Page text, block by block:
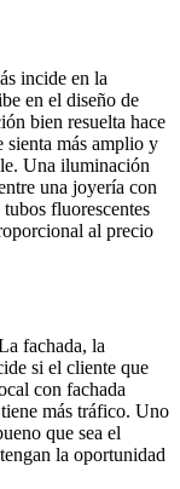
incide en la
en el diseño de
bien resuelta hace
sienta más amplio y
Una iluminación
una joyería con
fluorescentes
al precio
fachada, la
si el cliente que
con fachada
más tráfico. Uno
que sea el
la oportunidad